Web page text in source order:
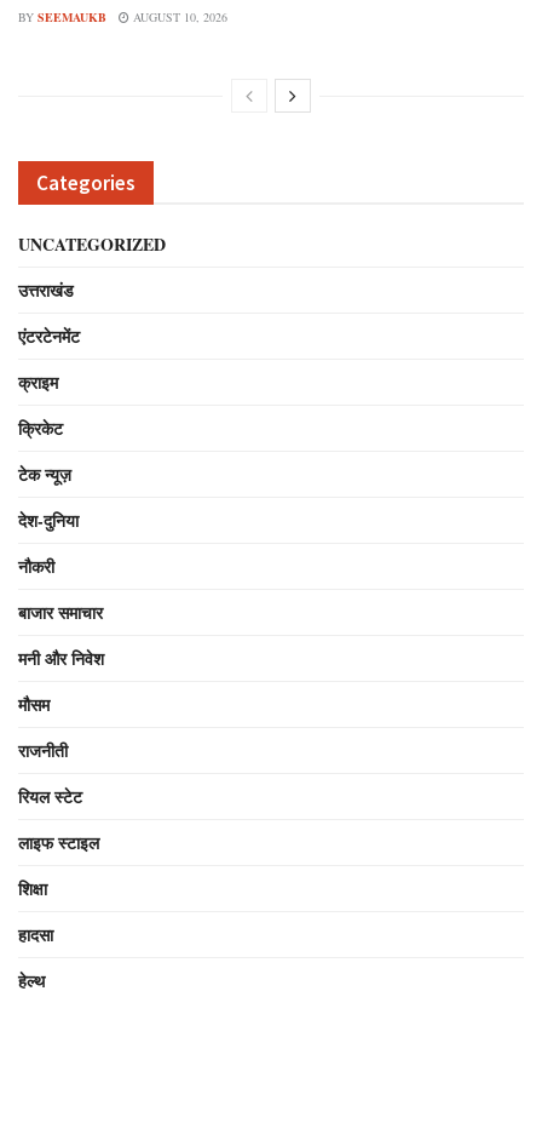
BY SEEMAUKB AUGUST 10, 2026
Categories
UNCATEGORIZED
उत्तराखंड
एंटरटेनमेंट
क्राइम
क्रिकेट
टेक न्यूज़
देश-दुनिया
नौकरी
बाजार समाचार
मनी और निवेश
मौसम
राजनीती
रियल स्टेट
लाइफ स्टाइल
शिक्षा
हादसा
हेल्थ